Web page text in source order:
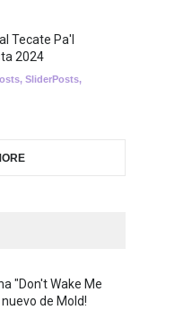
Tecate Pa'l
2024
, SliderPosts,
"Don't Wake Me
nuevo de Mold!